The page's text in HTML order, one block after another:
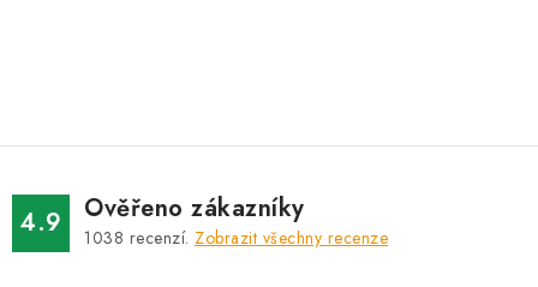
á
d
a
c
4.9 Ověřeno zákazníky
1038 recenzí. Zobrazit všechny recenze